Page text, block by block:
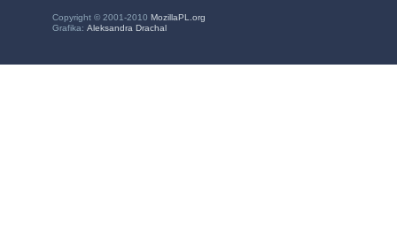
Copyright © 2001-2010 MozillaPL.org
Grafika: Aleksandra Drachal